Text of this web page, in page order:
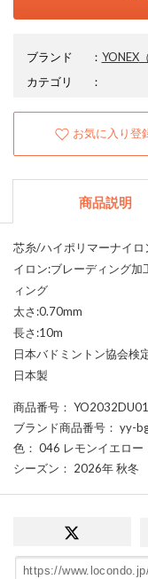
ブランド ： YONEX
カテゴリ
：
お気に入り登
商品説明
芯糸/ハイポリマーナイ
イロン:ブレーディング
ィング
太さ:0.70mm
長さ:10m
日本バドミントン協会検
日本製
商品番号 ：
ブランド商品番号 ： yy-
色 ： 046 レモンイエロー
シーズン ： 2026年 秋冬